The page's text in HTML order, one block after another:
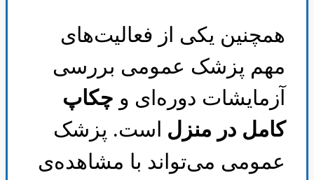
همچنین یکی از فعالیت‌های
مهم پزشک عمومی بررسی
آزمایشات دوره‌ای و چکاپ
کامل در منزل است. پزشک
عمومی می‌تواند با مشاهده‌ی